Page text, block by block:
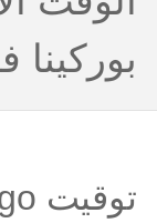
بوركينا
توقيت Garango الأن